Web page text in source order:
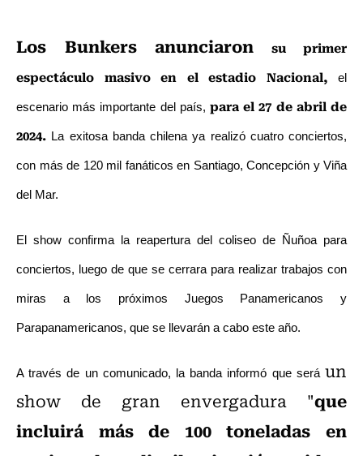
Los Bunkers anunciaron su primer
espectáculo masivo en el estadio Nacional, el
escenario más importante del país, para el 27 de abril de
2024. La exitosa banda chilena ya realizó cuatro conciertos,
con más de 120 mil fanáticos en Santiago, Concepción y Viña
del Mar.
El show confirma la reapertura del coliseo de Ñuñoa para
conciertos, luego de que se cerrara para realizar trabajos con
miras a los próximos Juegos Panamericanos y
Parapanamericanos, que se llevarán a cabo este año.
A través de un comunicado, la banda informó que será un
show de gran envergadura "que
incluirá más de 100 toneladas en